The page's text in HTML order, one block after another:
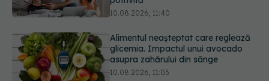
10.08.2026, 11:03
Reglarea emoțională,
„superputerea” pe care copiii o
învață în timp. Psiholog: „Nu poți
regla ceea ce nu poți numi”